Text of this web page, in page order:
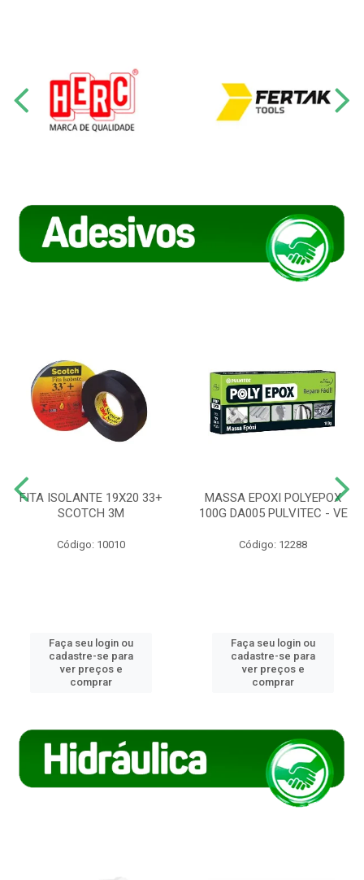
FITA ISOLANTE 19X20 33+
SCOTCH 3M
Código: 10010
Faça seu login ou
cadastre-se para
ver preços e
comprar
MASSA EPOXI POLYEPOX
100G DA005 PULVITEC - VE
Código: 12288
Faça seu login ou
cadastre-se para
ver preços e
comprar